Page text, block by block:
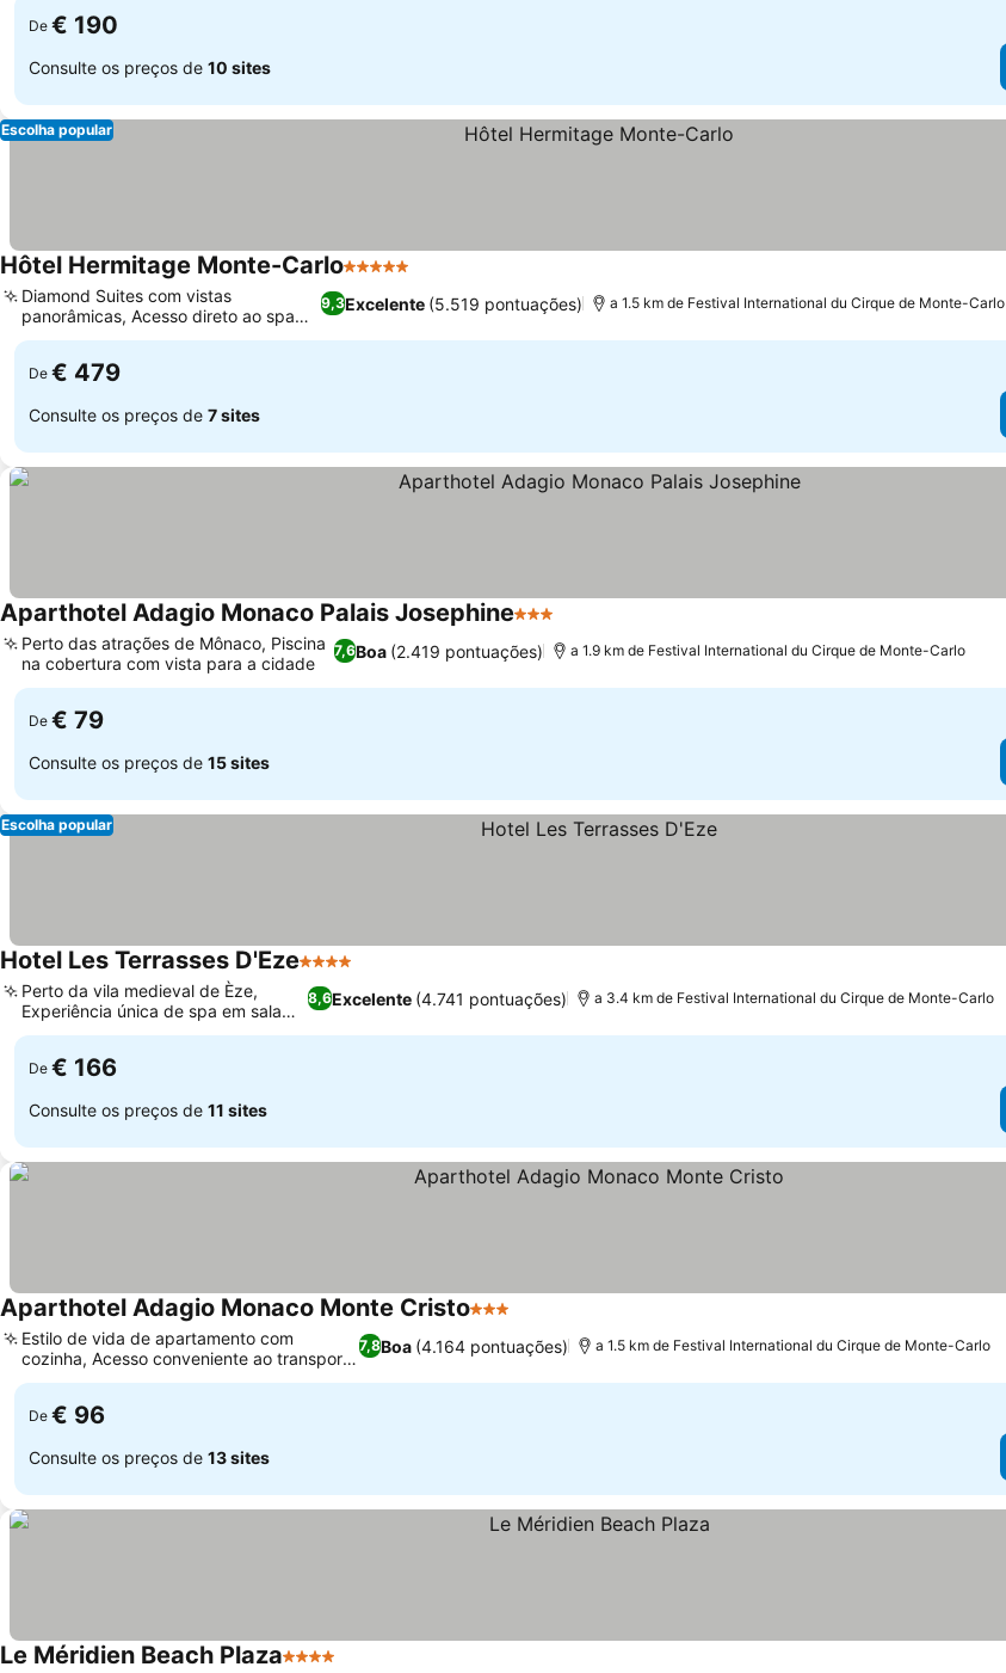
De € 190
Consulte os preços de 10 sites
Escolha popular
Hôtel Hermitage Monte-Carlo5 Estrelas
9,3Excelente (5.519 pontuações)
Diamond Suites com vistas
panorâmicas, Acesso direto ao spa
Thermes Marins
a 1.5 km de Festival International du Cirque de Monte-Carlo
De € 479
Consulte os preços de 7 sites
Aparthotel Adagio Monaco Palais Josephine3 Estrelas
7,6Boa (2.419 pontuações)
Perto das atrações de Mônaco, Piscina
na cobertura com vista para a cidade
a 1.9 km de Festival International du Cirque de Monte-Carlo
De € 79
Consulte os preços de 15 sites
Escolha popular
Hotel Les Terrasses D'Eze4 Estrelas
8,6Excelente (4.741 pontuações)
Perto da vila medieval de Èze,
Experiência única de spa em sala
flutuante
a 3.4 km de Festival International du Cirque de Monte-Carlo
De € 166
Consulte os preços de 11 sites
Aparthotel Adagio Monaco Monte Cristo3 Estrelas
7,8Boa (4.164 pontuações)
Estilo de vida de apartamento com
cozinha, Acesso conveniente ao transporte
público
a 1.5 km de Festival International du Cirque de Monte-Carlo
De € 96
Consulte os preços de 13 sites
Le Méridien Beach Plaza4 Estrelas